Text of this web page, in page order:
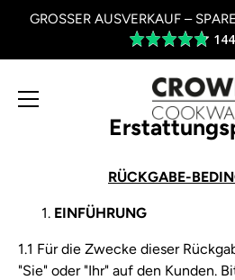
GROSSER AUSVERKAUF –
Average
rating
4.8
out
of
5
RÜCKGABE-
EINFÜHRUNG
1.1 Für die Zwecke dieser
"Sie" oder "Ihr" auf den Kunden.